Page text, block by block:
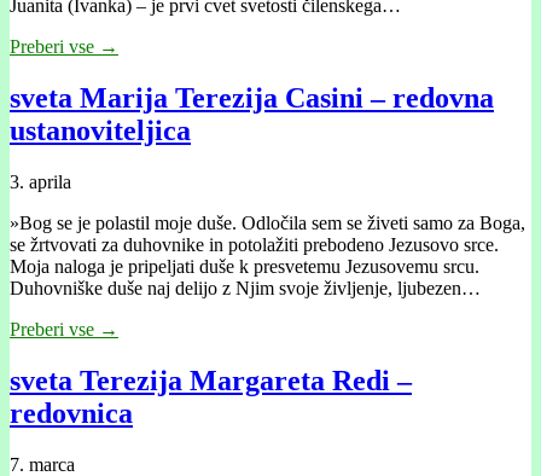
Juanita (Ivanka) – je prvi cvet svetosti čilenskega…
Preberi vse →
sveta Marija Terezija Casini – redovna
ustanoviteljica
3. aprila
»Bog se je polastil moje duše. Odločila sem se živeti samo za Boga,
se žrtvovati za duhovnike in potolažiti prebodeno Jezusovo srce.
Moja naloga je pripeljati duše k presvetemu Jezusovemu srcu.
Duhovniške duše naj delijo z Njim svoje življenje, ljubezen…
Preberi vse →
sveta Terezija Margareta Redi –
redovnica
7. marca